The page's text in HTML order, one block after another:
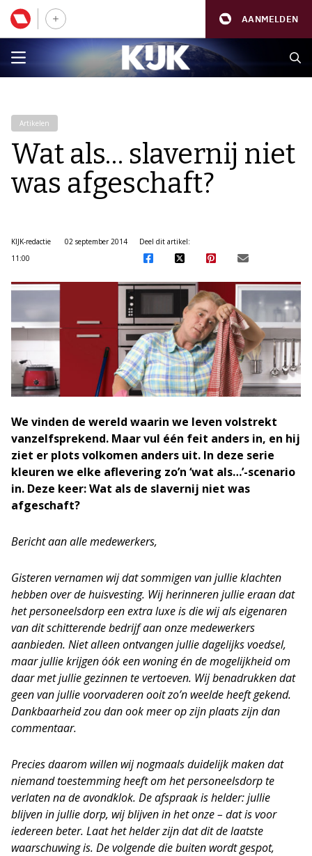
AANMELDEN
Artikelen
Wat als… slavernij niet
was afgeschaft?
KIJK-redactie
02 september 2014
11:00
Deel dit artikel:
We vinden de wereld waarin we leven volstrekt
vanzelfsprekend. Maar vul één feit anders in, en hij
ziet er plots volkomen anders uit. In deze serie
kleuren we elke aflevering zo’n ‘wat als…’-scenario
in. Deze keer: Wat als de slavernij niet was
afgeschaft?
Bericht aan alle medewerkers,
Gisteren vernamen wij dat sommigen van jullie klachten
hebben over de huisvesting. Wij herinneren jullie eraan dat
het personeelsdorp een extra luxe is die wij als eigenaren
van dit schitterende bedrijf aan onze medewerkers
aanbieden. Niet alleen ontvangen jullie dagelijks voedsel,
maar jullie krijgen óók een woning én de mogelijkheid om
daar met jullie gezinnen te vertoeven. Wij benadrukken dat
geen van jullie voorvaderen ooit zo’n weelde heeft gekend.
Dankbaarheid zou dan ook meer op zijn plaats zijn dan
commentaar.
Precies daarom willen wij nogmaals duidelijk maken dat
niemand toestemming heeft om het personeelsdorp te
verlaten na de avondklok. De afspraak is helder: jullie
blijven in jullie dorp, wij blijven in het onze – dat is voor
iedereen beter. Laat het helder zijn dat dit de laatste
waarschuwing is. De volgende die buiten wordt gespot,